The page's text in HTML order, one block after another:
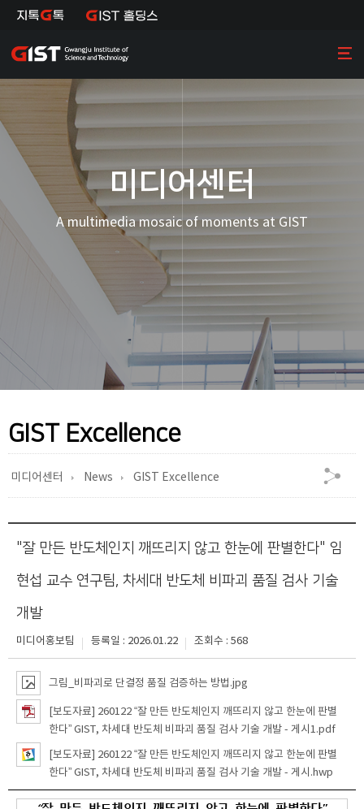
미디어센터
A multimedia mosaic of moments at GIST
GIST Excellence
미디어센터 News GIST Excellence
"잘 만든 반도체인지 깨뜨리지 않고 한눈에 판별한다" 임
현섭 교수 연구팀, 차세대 반도체 비파괴 품질 검사 기술
개발
미디어홍보팀 등록일 : 2026.01.22 조회수 : 568
그림_비파괴로 단결정 품질 검증하는 방법.jpg
[보도자료] 260122 “잘 만든 반도체인지 깨뜨리지 않고 한눈에 판별
한다” GIST, 차세대 반도체 비파괴 품질 검사 기술 개발 - 게시1.pdf
[보도자료] 260122 “잘 만든 반도체인지 깨뜨리지 않고 한눈에 판별
한다” GIST, 차세대 반도체 비파괴 품질 검사 기술 개발 - 게시.hwp